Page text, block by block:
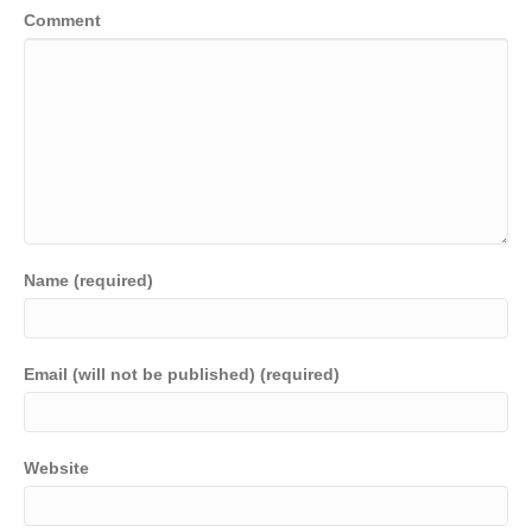
o
k
Comment
Name (required)
Email (will not be published) (required)
Website